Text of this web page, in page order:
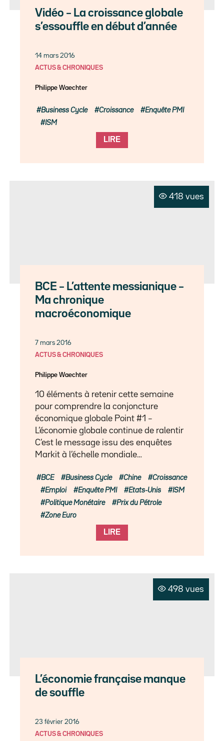
Vidéo – La croissance globale
s’essouffle en début d’année
14 mars 2016
ACTUS & CHRONIQUES
Philippe Waechter
LIRE
Business Cycle Croissance
Enquête PMI
ISM
418 vues
BCE – L’attente messianique –
Ma chronique
macroéconomique
7 mars 2016
ACTUS & CHRONIQUES
Philippe Waechter
10 éléments à retenir cette semaine
pour comprendre la conjoncture
économique globale Point #1 –
L’économie globale continue de ralentir
C’est le message issu des enquêtes
Markit à l’échelle mondiale…
LIRE
BCE Business Cycle Chine
Croissance
Emploi
Enquête PMI Etats-Unis
ISM
Politique Monétaire
Prix du Pétrole
Zone Euro
498 vues
L’économie française manque
de souffle
23 février 2016
ACTUS & CHRONIQUES